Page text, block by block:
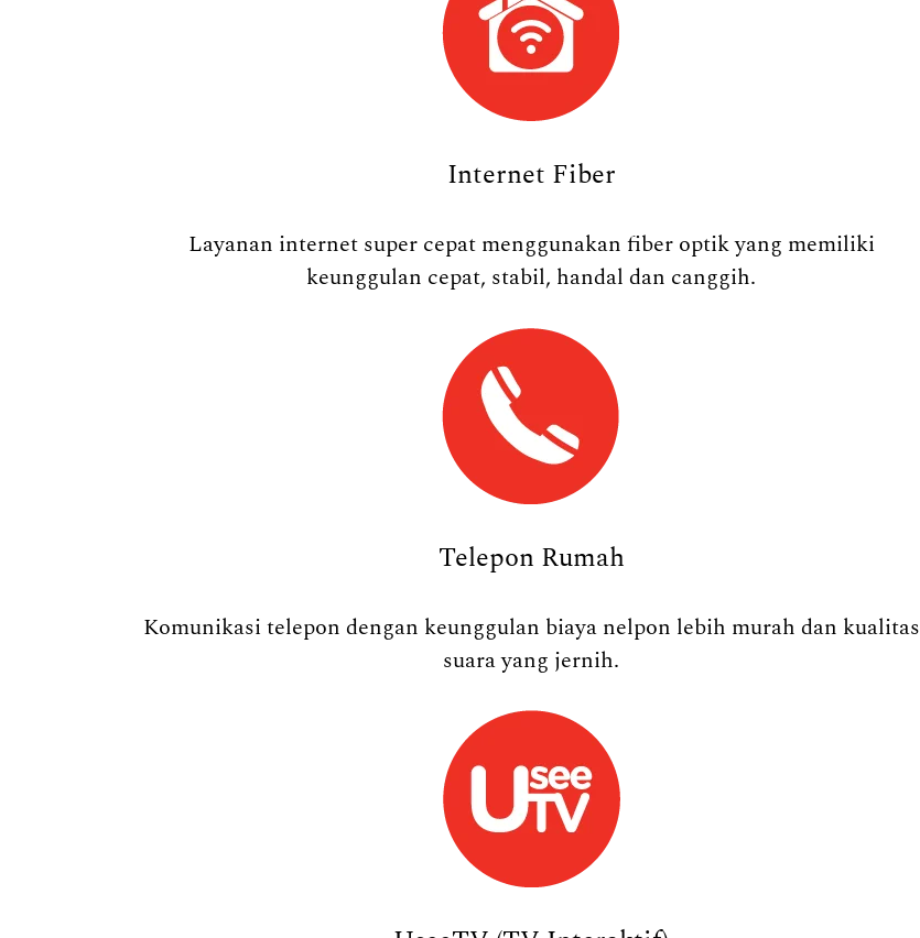
Internet Fiber
Layanan internet super cepat menggunakan fiber optik yang memiliki
keunggulan cepat, stabil, handal dan canggih.
Telepon Rumah
Komunikasi telepon dengan keunggulan biaya nelpon lebih murah dan kualitas
suara yang jernih.